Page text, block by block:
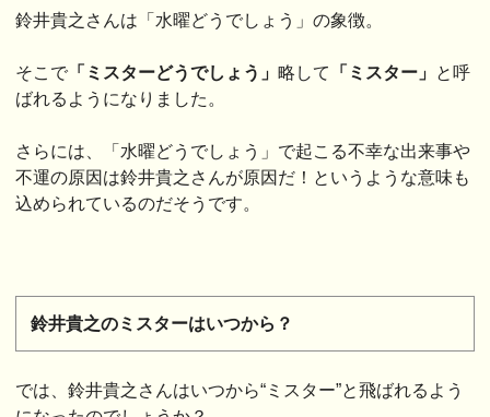
鈴井貴之さんは「水曜どうでしょう」の象徴。
そこで 「ミスターどうでしょう」略して 「ミスター」 と呼
ばれるようになりました。
さらには、「水曜どうでしょう」で起こる不幸な出来事や
不運の原因は鈴井貴之さんが原因だ！というような意味も
込められているのだそうです。
鈴井貴之のミスターはいつから？
では、鈴井貴之さんはいつから“ミスター”と飛ばれるよう